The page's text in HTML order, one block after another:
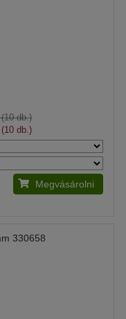
db.)
db.)
Megvásárolni
330658